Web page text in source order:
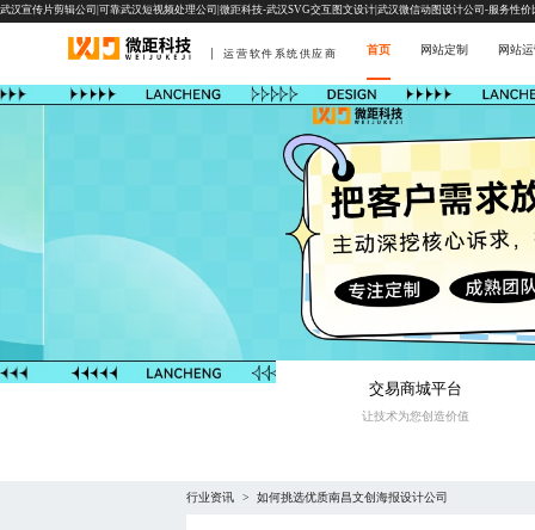
武汉宣传片剪辑公司|可靠武汉短视频处理公司|微距科技-武汉SVG交互图文设计|武汉微信动图设计公司-服务性价
运营软件系统供应商 首页 网站定制 网站
交易商城平台
让技术为您创造价值
行业资讯 > 如何挑选优质南昌文创海报设计公司